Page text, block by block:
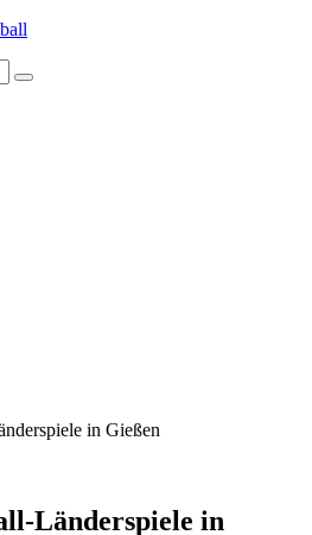
in Gießen
Länderspiele in